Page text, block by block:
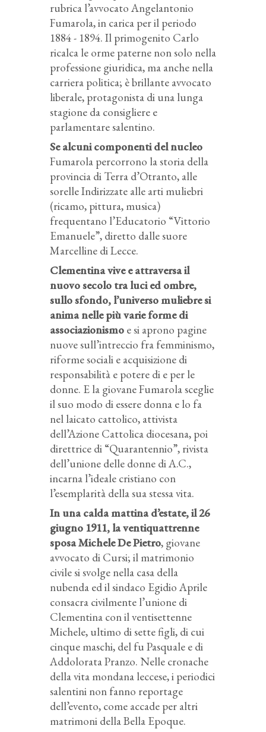
rubrica l’avvocato Angelantonio
Fumarola, in carica per il periodo
1884 - 1894. Il primogenito Carlo
ricalca le orme paterne non solo nella
professione giuridica, ma anche nella
carriera politica; è brillante avvocato
liberale, protagonista di una lunga
stagione da consigliere e
parlamentare salentino.
Se alcuni componenti del nucleo
Fumarola percorrono la storia della
provincia di Terra d’Otranto, alle
sorelle Indirizzate alle arti muliebri
(ricamo, pittura, musica)
frequentano l’Educatorio “Vittorio
Emanuele”, diretto dalle suore
Marcelline di Lecce.
Clementina vive e attraversa il
nuovo secolo tra luci ed ombre,
sullo sfondo, l’universo muliebre si
anima nelle più varie forme di
associazionismo e si aprono pagine
nuove sull’intreccio fra femminismo,
riforme sociali e acquisizione di
responsabilità e potere di e per le
donne. E la giovane Fumarola sceglie
il suo modo di essere donna e lo fa
nel laicato cattolico, attivista
dell’Azione Cattolica diocesana, poi
direttrice di “Quarantennio”, rivista
dell’unione delle donne di A.C.,
incarna l’ideale cristiano con
l’esemplarità della sua stessa vita.
In una calda mattina d’estate, il 26
giugno 1911, la ventiquattrenne
sposa Michele De Pietro, giovane
avvocato di Cursi; il matrimonio
civile si svolge nella casa della
nubenda ed il sindaco Egidio Aprile
consacra civilmente l’unione di
Clementina con il ventisettenne
Michele, ultimo di sette figli, di cui
cinque maschi, del fu Pasquale e di
Addolorata Pranzo. Nelle cronache
della vita mondana leccese, i periodici
salentini non fanno reportage
dell’evento, come accade per altri
matrimoni della Bella Epoque.